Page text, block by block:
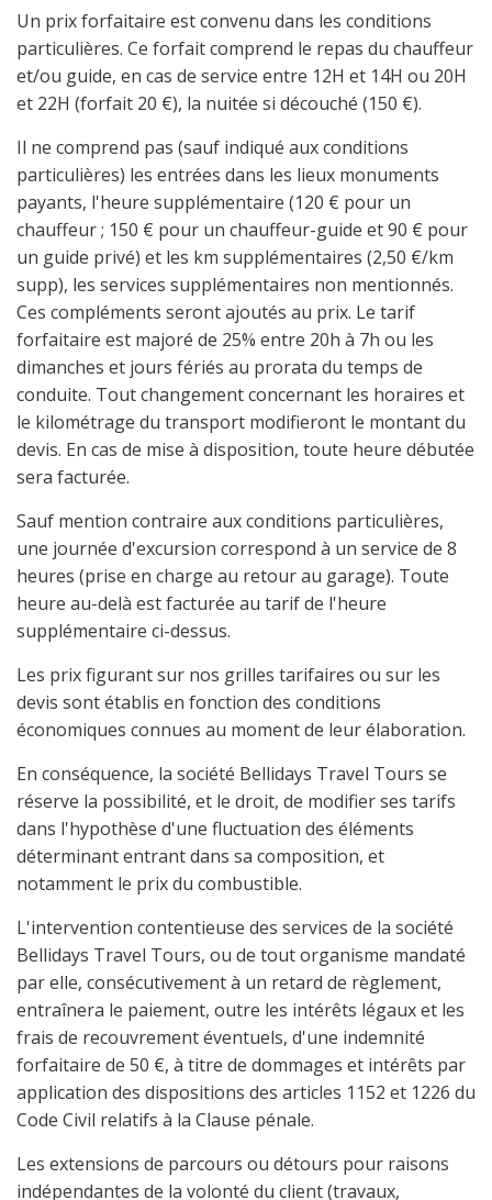
Un prix forfaitaire est convenu dans les conditions
particulières. Ce forfait comprend le repas du chauffeur
et/ou guide, en cas de service entre 12H et 14H ou 20H
et 22H (forfait 20 €), la nuitée si découché (150 €).
Il ne comprend pas (sauf indiqué aux conditions
particulières) les entrées dans les lieux monuments
payants, l'heure supplémentaire (120 € pour un
chauffeur ; 150 € pour un chauffeur-guide et 90 € pour
un guide privé) et les km supplémentaires (2,50 €/km
supp), les services supplémentaires non mentionnés.
Ces compléments seront ajoutés au prix. Le tarif
forfaitaire est majoré de 25% entre 20h à 7h ou les
dimanches et jours fériés au prorata du temps de
conduite. Tout changement concernant les horaires et
le kilométrage du transport modifieront le montant du
devis. En cas de mise à disposition, toute heure débutée
sera facturée.
Sauf mention contraire aux conditions particulières,
une journée d'excursion correspond à un service de 8
heures (prise en charge au retour au garage). Toute
heure au-delà est facturée au tarif de l'heure
supplémentaire ci-dessus.
Les prix figurant sur nos grilles tarifaires ou sur les
devis sont établis en fonction des conditions
économiques connues au moment de leur élaboration.
En conséquence, la société Bellidays Travel Tours se
réserve la possibilité, et le droit, de modifier ses tarifs
dans l'hypothèse d'une fluctuation des éléments
déterminant entrant dans sa composition, et
notamment le prix du combustible.
L'intervention contentieuse des services de la société
Bellidays Travel Tours, ou de tout organisme mandaté
par elle, consécutivement à un retard de règlement,
entraînera le paiement, outre les intérêts légaux et les
frais de recouvrement éventuels, d'une indemnité
forfaitaire de 50 €, à titre de dommages et intérêts par
application des dispositions des articles 1152 et 1226 du
Code Civil relatifs à la Clause pénale.
Les extensions de parcours ou détours pour raisons
indépendantes de la volonté du client (travaux,